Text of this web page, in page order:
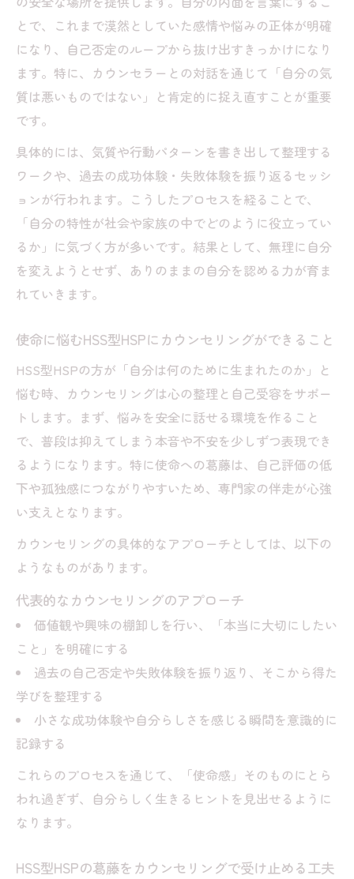
とで、これまで漠然としていた感情や悩みの正体が明確
になり、自己否定のループから抜け出すきっかけになり
ます。特に、カウンセラーとの対話を通じて「自分の気
質は悪いものではない」と肯定的に捉え直すことが重要
です。
具体的には、気質や行動パターンを書き出して整理する
ワークや、過去の成功体験・失敗体験を振り返るセッシ
ョンが行われます。こうしたプロセスを経ることで、
「自分の特性が社会や家族の中でどのように役立ってい
るか」に気づく方が多いです。結果として、無理に自分
を変えようとせず、ありのままの自分を認める力が育ま
れていきます。
使命に悩むHSS型HSPにカウンセリングができること
HSS型HSPの方が「自分は何のために生まれたのか」と
悩む時、カウンセリングは心の整理と自己受容をサポー
トします。まず、悩みを安全に話せる環境を作ること
で、普段は抑えてしまう本音や不安を少しずつ表現でき
るようになります。特に使命への葛藤は、自己評価の低
下や孤独感につながりやすいため、専門家の伴走が心強
い支えとなります。
カウンセリングの具体的なアプローチとしては、以下の
ようなものがあります。
代表的なカウンセリングのアプローチ
価値観や興味の棚卸しを行い、「本当に大切にしたい
こと」を明確にする
過去の自己否定や失敗体験を振り返り、そこから得た
学びを整理する
小さな成功体験や自分らしさを感じる瞬間を意識的に
記録する
これらのプロセスを通じて、「使命感」そのものにとら
われ過ぎず、自分らしく生きるヒントを見出せるように
なります。
HSS型HSPの葛藤をカウンセリングで受け止める工夫